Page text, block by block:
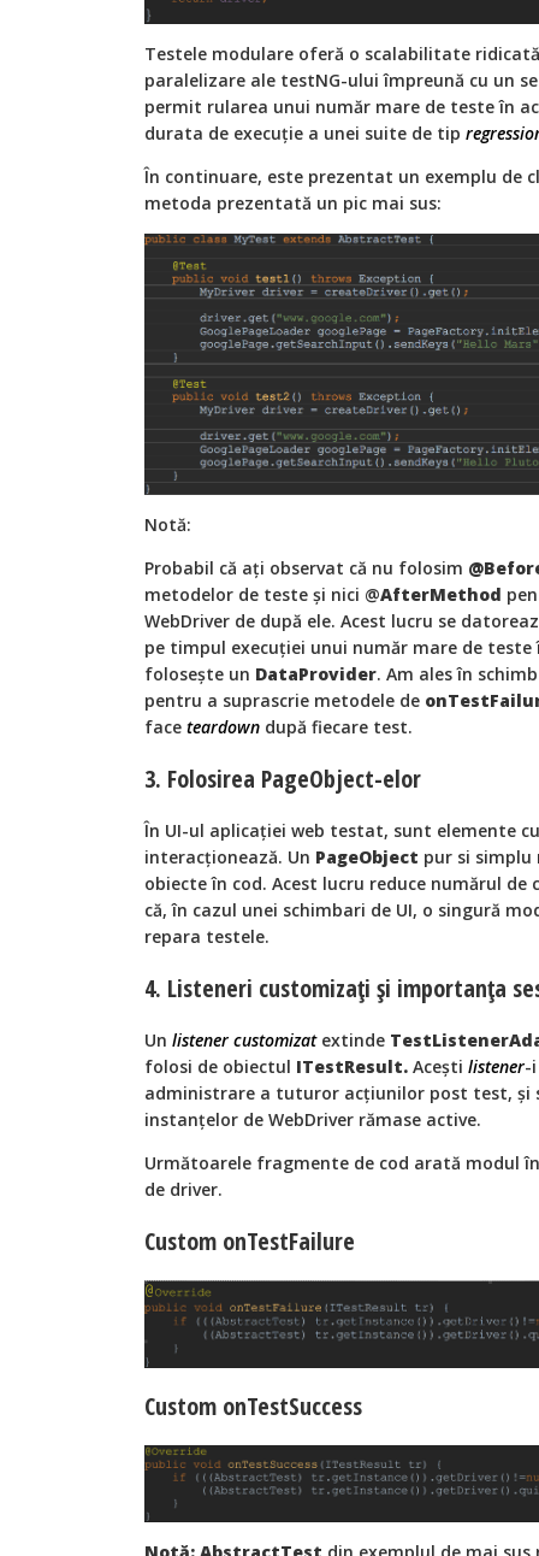
Testele modulare oferă o scalabilitate
paralelizare ale testNG-ului împreună cu un
permit rularea unui număr mare de teste în
durata de execuție a unei suite de tip
În continuare, este prezentat un exemplu de
metoda prezentată un pic mai sus:
Notă:
Probabil că ați observat că nu folosim
metodelor de teste și nici @AfterMethod
WebDriver de după ele. Acest lucru se
pe timpul execuției unui număr mare de teste
folosește un DataProvider. Am ales în
pentru a suprascrie metodele de
face teardown după fiecare test.
3. Folosirea PageObject-elor
În UI-ul aplicației web testat, sunt elemente
interacționează. Un PageObject pur si simplu
obiecte în cod. Acest lucru reduce numărul de
că, în cazul unei schimbari de UI, o singură
repara testele.
4. Listeneri customizați și importanța
Un listener customizatextinde
folosi de obiectul ITestResult. Acești listener-
administrare a tuturor acțiunilor post test, și
instanțelor de WebDriver rămase active.
Următoarele fragmente de cod arată modul
de driver.
Custom onTestFailure
Custom onTestSuccess